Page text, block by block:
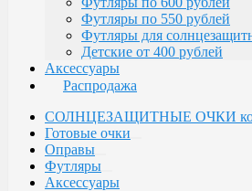
Футляры по 550 рублей
Футляры для
Детские от 400 рублей
Аксессуары
Распродажа
СОЛНЦЕЗАЩИТНЫЕ ОЧКИ
Готовые очки
Оправы
Футляры
Аксессуары